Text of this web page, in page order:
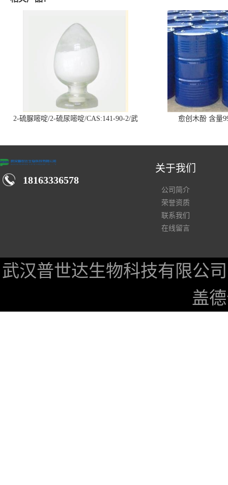
2-硫脲嘧啶/2-硫尿嘧啶/CAS:141-90-2/武
愈创木酚 含量
18163336578
关于我们
公司简介
荣誉资质
联系我们
在线留言
武汉普世达生物科技有限公司
盖